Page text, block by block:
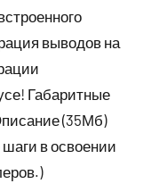
выводов на
Габаритные
(35Мб)
в освоении